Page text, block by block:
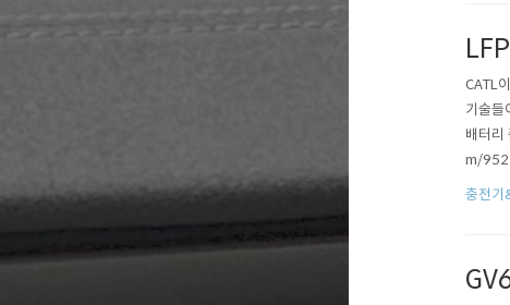
CATL
기술
배터
m/952
나트
충전기